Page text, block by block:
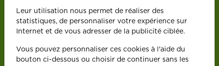
Assistant
(e)
Triel-
Seine
Leur utilisation nous permet de réaliser des
statistiques, de personnaliser votre expérience sur
Internet et de vous adresser de la publicité ciblée.
Vous pouvez personnaliser ces cookies à l'aide du
bouton ci-dessous ou choisir de continuer sans les